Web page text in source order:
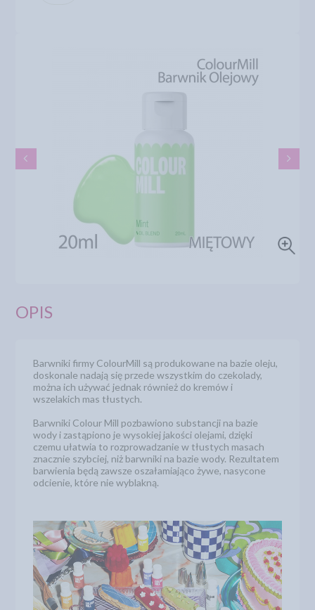
OPIS
Barwniki firmy ColourMill są produkowane na bazie oleju,
doskonale nadają się przede wszystkim do czekolady,
można ich używać jednak również do kremów i
wszelakich mas tłustych.
Barwniki Colour Mill pozbawiono substancji na bazie
wody i zastąpiono je wysokiej jakości olejami, dzięki
czemu ułatwia to rozprowadzanie w tłustych masach
znacznie szybciej, niż barwniki na bazie wody. Rezultatem
barwienia będą zawsze oszałamiająco żywe, nasycone
odcienie, które nie wyblakną.